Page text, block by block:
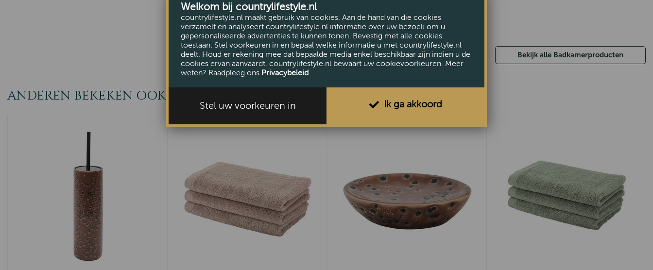
Bekijk alle Badkamerproducten
ANDEREN BEKEKEN OOK
Welkom bij countrylifestyle.nl
countrylifestyle.nl maakt gebruik van cookies. Aan de hand van die cookies
verzamelt en analyseert countrylifestyle.nl informatie over uw bezoek om u
gepersonaliseerde advertenties te kunnen tonen. Bevestig met alle cookies
toestaan. Stel voorkeuren in en bepaal welke informatie u met countrylifestyle.nl
deelt. Houd er rekening mee dat bepaalde media enkel beschikbaar zijn indien u de
cookies ervan aanvaardt. countrylifestyle.nl bewaart uw cookievoorkeuren. Meer
weten? Raadpleeg ons Privacybeleid
Stel uw voorkeuren in Ik ga akkoord